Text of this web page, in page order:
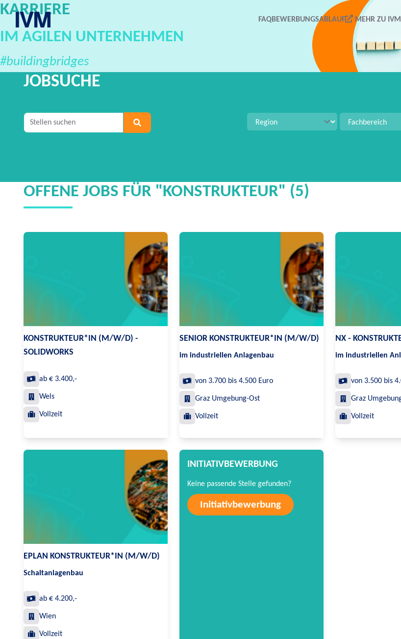
IVM Karriereportal FAQBEWERBUNGSABLAUF MEHR ZU IVM
KARRIERE
IM AGILEN UNTERNEHMEN
#buildingbridges
JOBSUCHE
OFFENE JOBS FÜR "KONSTRUKTEUR" (5)
KONSTRUKTEUR*IN (M/W/D) -
SOLIDWORKS
ab € 3.400,-
Wels
Vollzeit
SENIOR KONSTRUKTEUR*IN (M/W/D)
im industriellen Anlagenbau
von 3.700 bis 4.500 Euro
Graz Umgebung-Ost
Vollzeit
NX -
im industriellen
von 3.500 bis
Graz
Vollzeit
EPLAN KONSTRUKTEUR*IN (M/W/D)
Schaltanlagenbau
ab € 4.200,-
Wien
Vollzeit
INITIATIVBEWERBUNG
Keine passende Stelle gefunden?
Initiativbewerbung